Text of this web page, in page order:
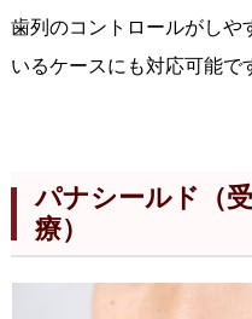
歯列のコントロールがしや
いるケースにも対応可能で
パナシールド（
療）